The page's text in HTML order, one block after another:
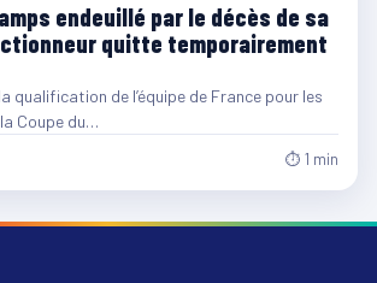
endeuillé par le décès de sa
quitte temporairement
qualification de l’équipe de France pour les
Coupe du…
⏱ 1 min